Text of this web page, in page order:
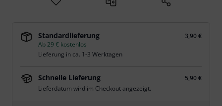
Standardlieferung
3,90 €
Ab 29 € kostenlos
Lieferung in ca. 1-3 Werktagen
Schnelle Lieferung
5,90 €
Lieferdatum wird im Checkout angezeigt.